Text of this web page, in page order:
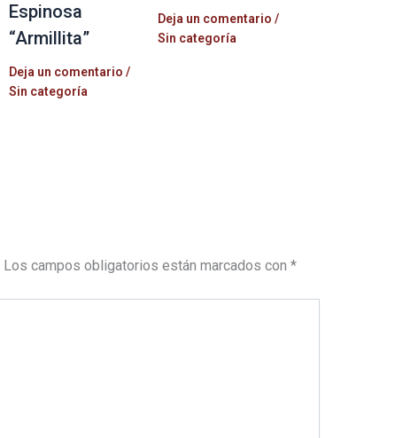
Espinosa
“Armillita”
Deja un comentario /
Sin categoría
Deja un comentario /
Sin categoría
Los campos obligatorios están marcados con *